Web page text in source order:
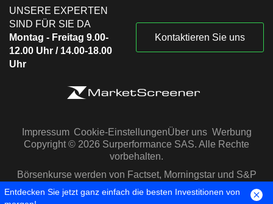
UNSERE EXPERTEN
SIND FÜR SIE DA
Montag - Freitag 9.00-
12.00 Uhr / 14.00-18.00
Uhr
Kontaktieren Sie uns
Impressum Cookie-EinstellungenÜber uns Werbung
Copyright © 2026 Surperformance SAS. Alle Rechte
vorbehalten.
Börsenkurse werden von Factset, Morningstar und S&P
Capital IQ zur Verfügung gestellt
Entdecken Sie jetzt ganz einfach die besten Investitionen von